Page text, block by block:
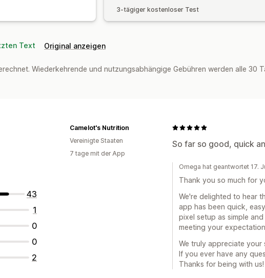
3-tägiger kostenloser Test
Text Original anzeigen
Wiederkehrende und nutzungsabhängige Gebühren werden alle 30
43
1
0
0
2
So far so good, quick
Camelot's Nutrition
Vereinigte Staaten
7 tage mit der App
Omega hat geantwortet 17.
Thank you so much for
We're delighted to hear
app has been quick,
pixel setup as simple
meeting your
We truly appreciate your
If you ever have any
Thanks for being with